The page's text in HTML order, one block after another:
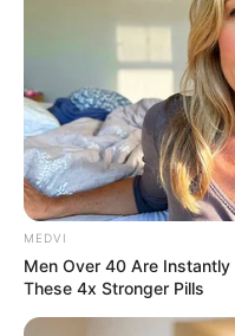
MEDVI
Men Over 40 Are
These 4x Stronger Pills